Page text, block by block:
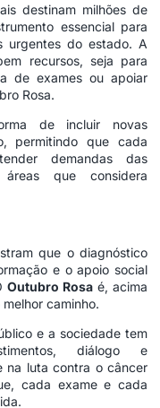
destinam milhões de
essencial para
urgentes do estado. A
recursos, seja para
de exames ou apoiar
Rosa.
de incluir novas
permitindo que cada
demandas das
que considera
que o diagnóstico
e o apoio social
Outubro Rosaé, acima
caminho.
e a sociedade tem
diálogo e
na luta contra o câncer
cada exame e cada